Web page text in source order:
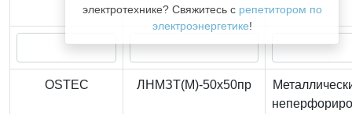
электротехнике? Свяжитесь с репетитором по
электроэнергетике!
OSTEC ЛНМЗТ(М)-50x50пр